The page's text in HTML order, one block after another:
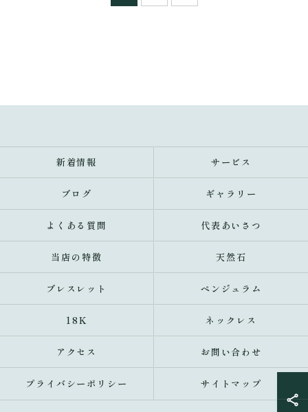
新着情報 サービス
ブログ ギャラリー
よくある質問 代表あいさつ
当店の特徴 天然石
ブレスレット ペンジュラム
18K ネックレス
アクセス お問い合わせ
プライバシーポリシー サイトマップ